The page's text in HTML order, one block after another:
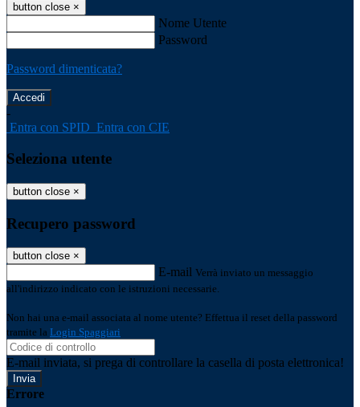
button close ×
Nome Utente
Password
Password dimenticata?
-
Entra con SPID Entra con CIE
Seleziona utente
button close ×
Recupero password
button close ×
E-mail Verrà inviato un messaggio
all'indirizzo indicato con le istruzioni necessarie.
Non hai una e-mail associata al nome utente? Effettua il reset della password
tramite la Login Spaggiari
E-mail inviata, si prega di controllare la casella di posta elettronica!
Errore